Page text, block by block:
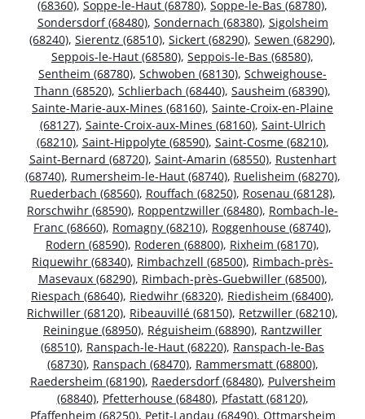
(68360), Soppe-le-Haut (68780), Soppe-le-Bas (68780),
Sondersdorf (68480), Sondernach (68380), Sigolsheim
(68240), Sierentz (68510), Sickert (68290), Sewen (68290),
Seppois-le-Haut (68580), Seppois-le-Bas (68580),
Sentheim (68780), Schwoben (68130), Schweighouse-
Thann (68520), Schlierbach (68440), Sausheim (68390),
Sainte-Marie-aux-Mines (68160), Sainte-Croix-en-Plaine
(68127), Sainte-Croix-aux-Mines (68160), Saint-Ulrich
(68210), Saint-Hippolyte (68590), Saint-Cosme (68210),
Saint-Bernard (68720), Saint-Amarin (68550), Rustenhart
(68740), Rumersheim-le-Haut (68740), Ruelisheim (68270),
Ruederbach (68560), Rouffach (68250), Rosenau (68128),
Rorschwihr (68590), Roppentzwiller (68480), Rombach-le-
Franc (68660), Romagny (68210), Roggenhouse (68740),
Rodern (68590), Roderen (68800), Rixheim (68170),
Riquewihr (68340), Rimbachzell (68500), Rimbach-près-
Masevaux (68290), Rimbach-près-Guebwiller (68500),
Riespach (68640), Riedwihr (68320), Riedisheim (68400),
Richwiller (68120), Ribeauvillé (68150), Retzwiller (68210),
Reiningue (68950), Réguisheim (68890), Rantzwiller
(68510), Ranspach-le-Haut (68220), Ranspach-le-Bas
(68730), Ranspach (68470), Rammersmatt (68800),
Raedersheim (68190), Raedersdorf (68480), Pulversheim
(68840), Pfetterhouse (68480), Pfastatt (68120),
Pfaffenheim (68250), Petit-Landau (68490), Ottmarsheim